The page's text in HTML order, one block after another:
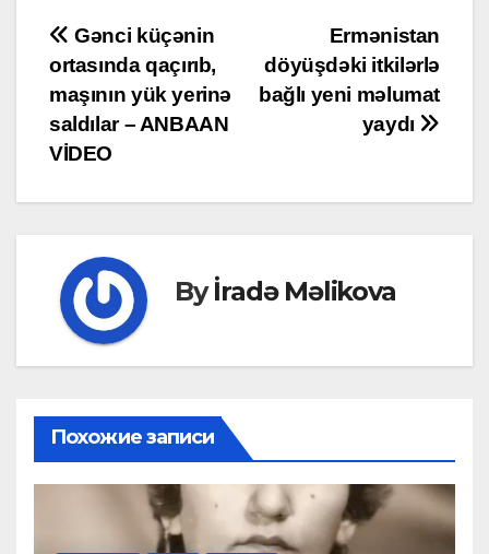
Post
navigation
Ermənistan
döyüşdəki itkilərlə
bağlı yeni məlumat
yaydı
Gənci küçənin
ortasında qaçırıb,
maşının yük yerinə
saldılar – ANBAAN
VİDEO
Byİradə Məlikova
Похожие записи